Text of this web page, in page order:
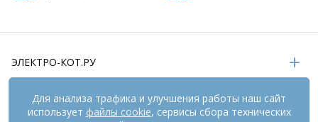
ЭЛЕКТРО-КОТ.РУ
ИНФОРМАЦИЯ
Для анализа трафика и улучшения работы наш сайт
использует файлы cookie, сервисы сбора технических